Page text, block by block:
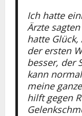
Ich hatte
Ärzte
hatte
der ersten
besser, der
kann
meine
hilft gegen